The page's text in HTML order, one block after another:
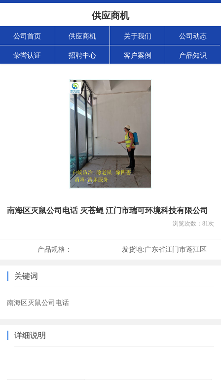
供应商机
公司首页 供应商机 关于我们 公司动态
荣誉认证 招聘中心 客户案例 产品知识
南海区灭鼠公司电话 灭苍蝇 江门市瑞可环境科技有限公司
浏览次数： 81次
产品规格： 发货地:广东省江门市蓬江区
关键词
南海区灭鼠公司电话
详细说明